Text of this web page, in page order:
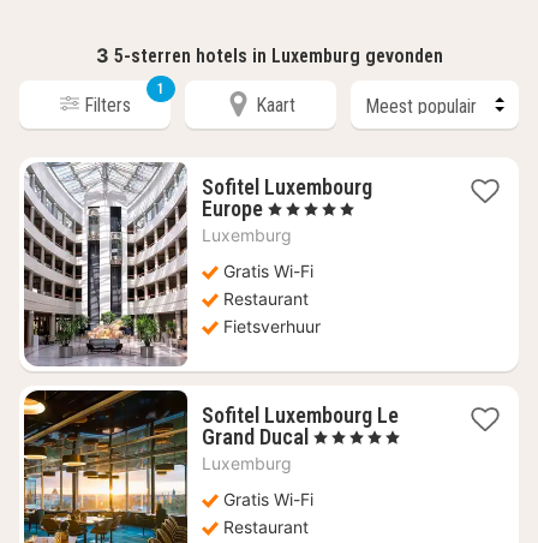
3 5-sterren hotels in Luxemburg gevonden
Filters
1
Kaart
Sofitel Luxembourg
Europe1
nacht
vanaf
€
202,72
, 5 Sterren
Luxemburg
Gratis Wi-Fi
Restaurant
Fietsverhuur
Sofitel Luxembourg Le
Grand Ducal 1
€
, 5 Sterren
Luxemburg
Gratis Wi-Fi
Restaurant